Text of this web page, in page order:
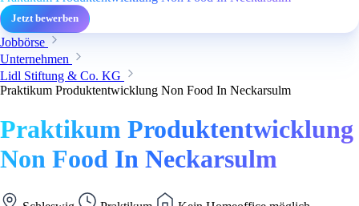
Jetzt bewerben
Jobbörse
Unternehmen
Lidl Stiftung & Co. KG
Praktikum Produktentwicklung Non Food In Neckarsulm
Praktikum Produktentwicklung
Non Food In Neckarsulm